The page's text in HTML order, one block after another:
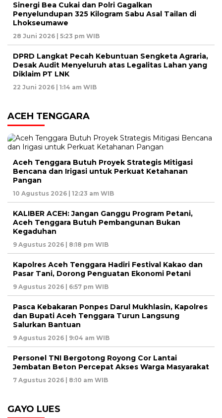
Sinergi Bea Cukai dan Polri Gagalkan
Penyelundupan 325 Kilogram Sabu Asal Tailan di
Lhokseumawe
28 Juni 2026 | 5:23 pm WIB
DPRD Langkat Pecah Kebuntuan Sengketa Agraria,
Desak Audit Menyeluruh atas Legalitas Lahan yang
Diklaim PT LNK
22 Juni 2026 | 1:14 am WIB
ACEH TENGGARA
Aceh Tenggara Butuh Proyek Strategis Mitigasi
Bencana dan Irigasi untuk Perkuat Ketahanan
Pangan
10 Agustus 2026 | 12:23 am WIB
KALIBER ACEH: Jangan Ganggu Program Petani,
Aceh Tenggara Butuh Pembangunan Bukan
Kegaduhan
9 Agustus 2026 | 8:18 pm WIB
Kapolres Aceh Tenggara Hadiri Festival Kakao dan
Pasar Tani, Dorong Penguatan Ekonomi Petani
9 Agustus 2026 | 6:57 pm WIB
Pasca Kebakaran Ponpes Darul Mukhlasin, Kapolres
dan Bupati Aceh Tenggara Turun Langsung
Salurkan Bantuan
9 Agustus 2026 | 9:04 am WIB
Personel TNI Bergotong Royong Cor Lantai
Jembatan Beton Percepat Akses Warga Masyarakat
7 Agustus 2026 | 8:10 am WIB
GAYO LUES